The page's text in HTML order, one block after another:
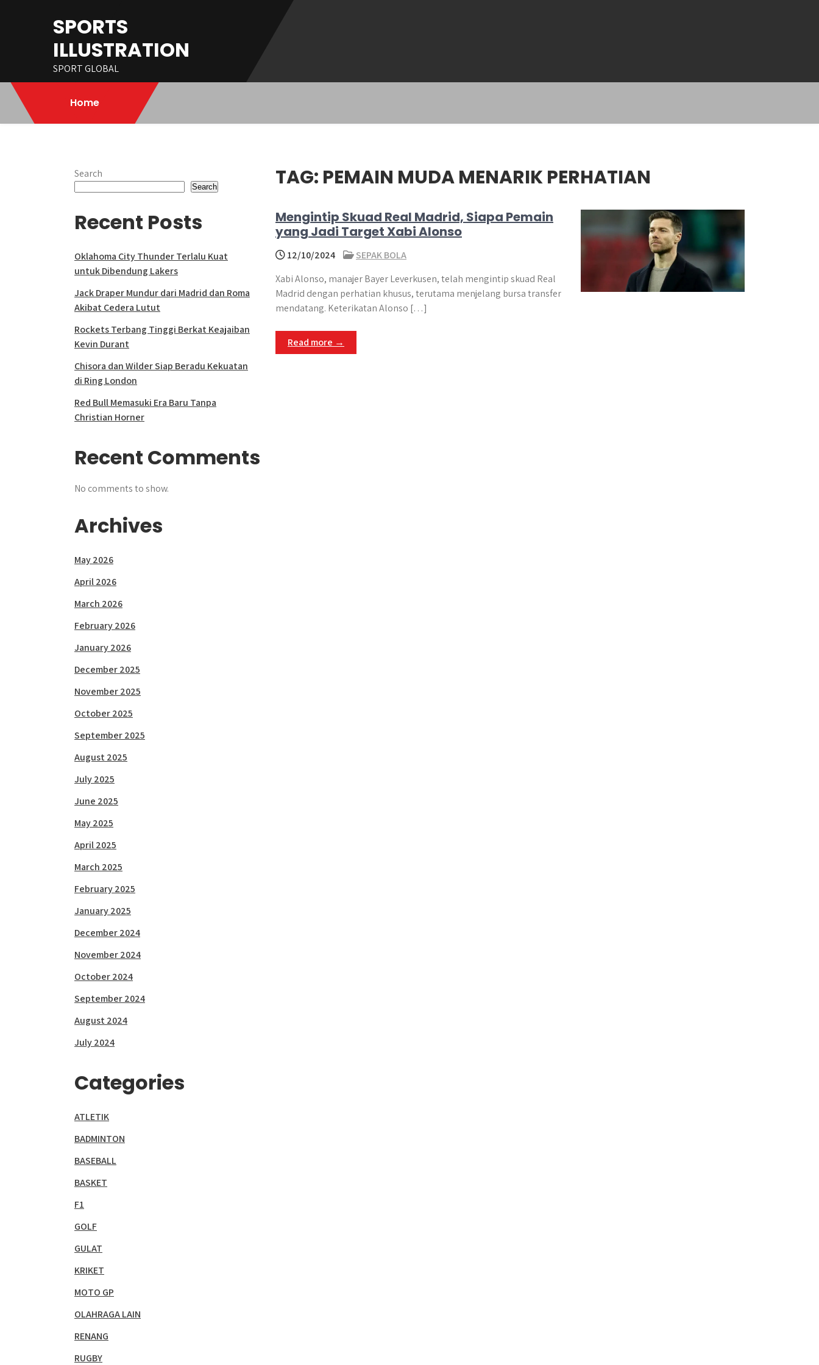
SPORTS
ILLUSTRATION
SPORT GLOBAL
Home
TAG: PEMAIN MUDA MENARIK PERHATIAN
Mengintip Skuad Real Madrid, Siapa Pemain
yang Jadi Target Xabi Alonso
12/10/2024
SEPAK BOLA
Xabi Alonso, manajer Bayer Leverkusen, telah mengintip skuad Real
Madrid dengan perhatian khusus, terutama menjelang bursa transfer
mendatang. Keterikatan Alonso […]
Read more →
Search
Search
Recent Posts
Oklahoma City Thunder Terlalu Kuat
untuk Dibendung Lakers
Jack Draper Mundur dari Madrid dan Roma
Akibat Cedera Lutut
Rockets Terbang Tinggi Berkat Keajaiban
Kevin Durant
Chisora dan Wilder Siap Beradu Kekuatan
di Ring London
Red Bull Memasuki Era Baru Tanpa
Christian Horner
Recent Comments
No comments to show.
Archives
May 2026
April 2026
March 2026
February 2026
January 2026
December 2025
November 2025
October 2025
September 2025
August 2025
July 2025
June 2025
May 2025
April 2025
March 2025
February 2025
January 2025
December 2024
November 2024
October 2024
September 2024
August 2024
July 2024
Categories
ATLETIK
BADMINTON
BASEBALL
BASKET
F1
GOLF
GULAT
KRIKET
MOTO GP
OLAHRAGA LAIN
RENANG
RUGBY